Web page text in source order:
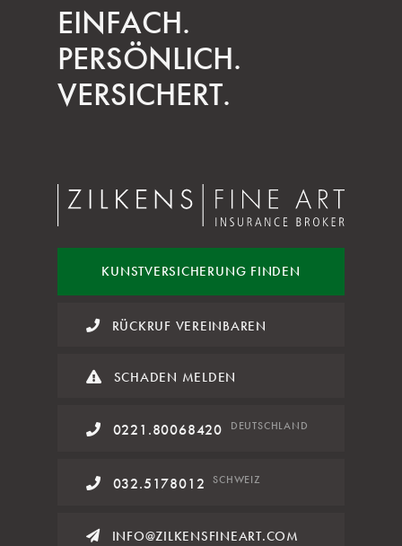
EINFACH.
PERSÖNLICH.
VERSICHERT.
KUNSTVERSICHERUNG FINDEN
RÜCKRUF VEREINBAREN
SCHADEN MELDEN
0221.80068420 DEUTSCHLAND
032.5178012 SCHWEIZ
INFO@ZILKENSFINEART.COM